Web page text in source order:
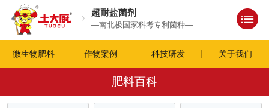
超耐盐菌剂
—南北极国家科考专利菌种—
微生物肥料 作物案例 科技研发 关于我们
肥料百科